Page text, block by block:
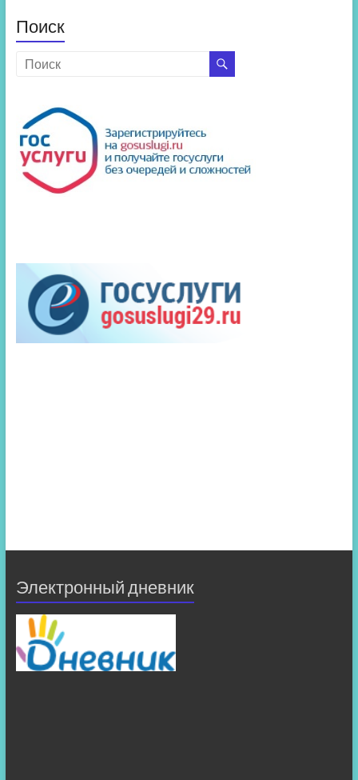
Поиск
Электронный дневник